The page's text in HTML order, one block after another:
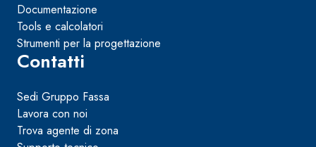
Documentazione
Tools e calcolatori
Strumenti per la progettazione
Contatti
Sedi Gruppo Fassa
Lavora con noi
Trova agente di zona